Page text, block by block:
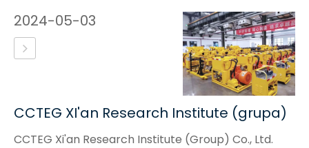
2024-05-03
CCTEG XI'an Research Institute (grupa)
CCTEG Xi'an Research Institute (Group) Co., Ltd.